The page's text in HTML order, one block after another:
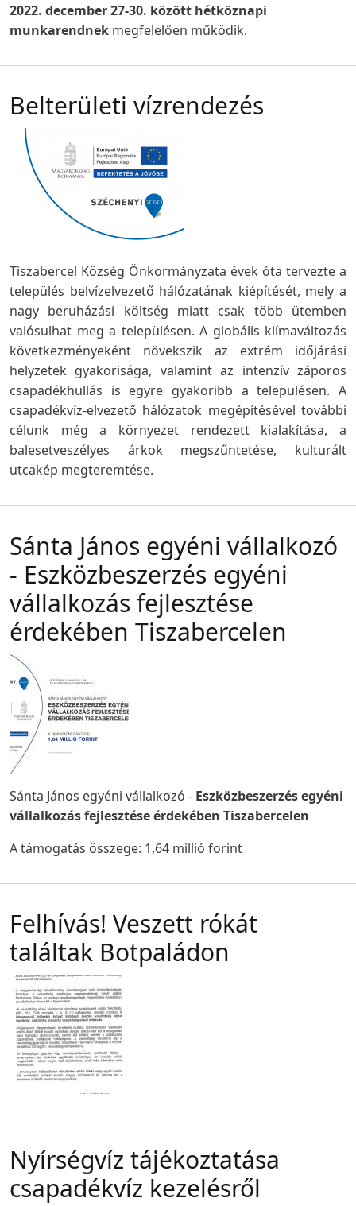
2022. december 27-30. között hétköznapi
munkarendnek megfelelően működik.
Belterületi vízrendezés
Tiszabercel Község Önkormányzata évek óta tervezte a
település belvízelvezető hálózatának kiépítését, mely a
nagy beruházási költség miatt csak több ütemben
valósulhat meg a településen. A globális klímaváltozás
következményeként növekszik az extrém időjárási
helyzetek gyakorisága, valamint az intenzív záporos
csapadékhullás is egyre gyakoribb a településen. A
csapadékvíz-elvezető hálózatok megépítésével további
célunk még a környezet rendezett kialakítása, a
balesetveszélyes árkok megszűntetése, kulturált
utcakép megteremtése.
Sánta János egyéni vállalkozó
- Eszközbeszerzés egyéni
vállalkozás fejlesztése
érdekében Tiszabercelen
Sánta János egyéni vállalkozó - Eszközbeszerzés egyéni
vállalkozás fejlesztése érdekében Tiszabercelen
A támogatás összege: 1,64 millió forint
Felhívás! Veszett rókát
találtak Botpaládon
Nyírségvíz tájékoztatása
csapadékvíz kezelésről